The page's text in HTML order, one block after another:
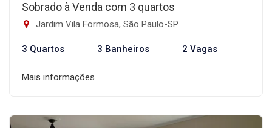
Sobrado à Venda com 3 quartos
Jardim Vila Formosa, São Paulo-SP
3 Quartos 3 Banheiros 2 Vagas
Mais informações